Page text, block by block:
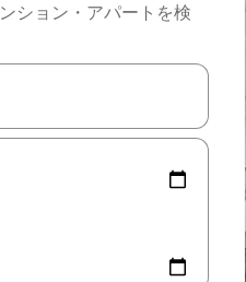
ション・アパートを検
上下の矢印キーを使って移動